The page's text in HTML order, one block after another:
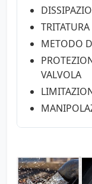
TRITATURA
METODO
VALVOLA